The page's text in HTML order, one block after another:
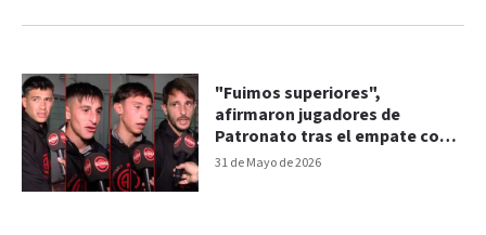
31 de Mayo de 2026
"Fuimos superiores",
afirmaron jugadores de
Patronato tras el empate con
Tristán Suárez